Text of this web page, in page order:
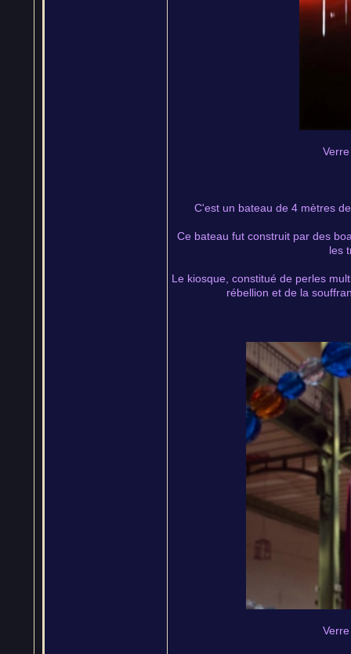
C'est un bateau de 4 mètres
Ce bateau fut construit par des
les
Le kiosque, constitué de perles
rébellion et de la